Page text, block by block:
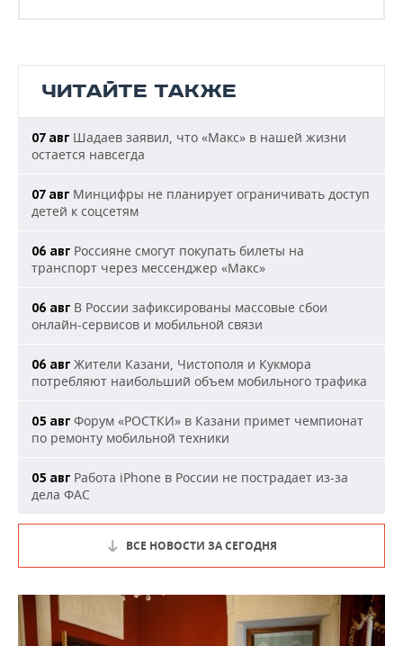
ЧИТАЙТЕ ТАКЖЕ
07 авг Шадаев заявил, что «Макс» в нашей жизни
остается навсегда
07 авг Минцифры не планирует ограничивать доступ
детей к соцсетям
06 авг Россияне смогут покупать билеты на
транспорт через мессенджер «Макс»
06 авг В России зафиксированы массовые сбои
онлайн-сервисов и мобильной связи
06 авг Жители Казани, Чистополя и Кукмора
потребляют наибольший объем мобильного трафика
05 авг Форум «РОСТКИ» в Казани примет чемпионат
по ремонту мобильной техники
05 авг Работа iPhone в России не пострадает из-за
дела ФАС
ВСЕ НОВОСТИ ЗА СЕГОДНЯ